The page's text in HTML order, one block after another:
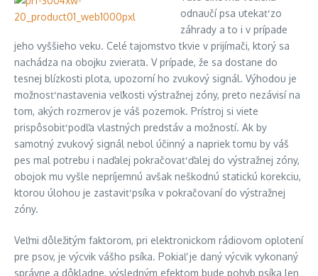
odnaučí psa utekať zo
záhrady a to i v prípade
jeho vyššieho veku. Celé tajomstvo tkvie v prijímači, ktorý sa
nachádza na obojku zvieraťa. V prípade, že sa dostane do
tesnej blízkosti plota, upozorní ho zvukový signál. Výhodou je
možnosť nastavenia veľkosti výstražnej zóny, preto nezávisí na
tom, akých rozmerov je váš pozemok. Prístroj si viete
prispôsobiť podľa vlastných predstáv a možností. Ak by
samotný zvukový signál nebol účinný a napriek tomu by váš
pes mal potrebu i naďalej pokračovať ďalej do výstražnej zóny,
obojok mu vyšle nepríjemnú avšak neškodnú statickú korekciu,
ktorou úlohou je zastaviť psíka v pokračovaní do výstražnej
zóny.
Veľmi dôležitým faktorom, pri elektronickom rádiovom oplotení
pre psov, je výcvik vášho psíka. Pokiaľ je daný výcvik vykonaný
správne a dôkladne, výsledným efektom bude pohyb psíka len